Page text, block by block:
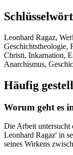
Leonhard Ragaz,
Geschichtstheologie,
Christi, Inkarnation,
Anarchismus,
Häufig
Worum geht es
Die Arbeit untersucht
Leonhard Ragaz' in
seines Wirkens